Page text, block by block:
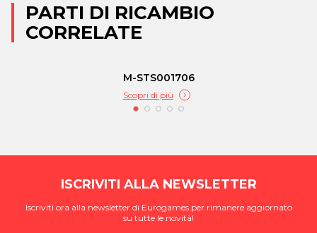
PARTI DI RICAMBIO
CORRELATE
M-STS001706
Scopri di più
ISCRIVITI ALLA NEWSLETTER
Iscriviti ora alla newsletter di Eurogames per rimanere aggiornato
su tutte le novità!